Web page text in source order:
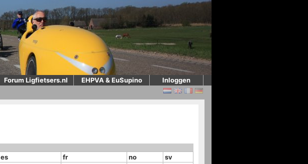
Forum Ligfietsers.nl EHPVA & EuSupino Inloggen
es fr no
sv